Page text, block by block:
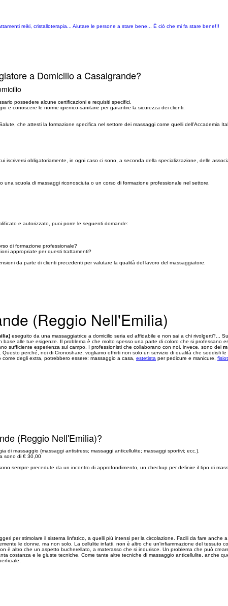
reiki, cristalloterapia... Aiutare le persone a stare bene... È ciò che mi fa stare bene!!!
a Domicilio a Casalgrande?
possedere alcune certificazioni e requisiti specifici.
e conoscere le norme igienico-sanitarie per garantire la sicurezza dei clienti.
che attesti la formazione specifica nel settore dei massaggi come quelli dell'Accademia
iscriversi obligatoriamente, in ogni caso ci sono, a seconda della specializzazione, delle
scuola di massaggi riconosciuta o un corso di formazione professionale nel settore.
e autorizzato, puoi porre le seguenti domande:
di formazione professionale?
appropriate per questi trattamenti?
da parte di clienti precedenti per valutare la qualità del lavoro del massaggiatore.
(Reggio Nell'Emilia)
eseguito da una massaggiatrice a domicilio seria ed affidabile e non sai a chi rivolgerti?...
alle tue esigenze. Il problema è che molto spesso una parte di coloro che si professano
sufficiente esperienza sul campo. I professionisti che collaborano con noi, invece, sono dei
perché, noi di Cronoshare, vogliamo offrirti non solo un servizio di qualità che soddisfi
degli extra, potrebbero essere: massaggio a casa, estetista per pedicure e manicure,
(Reggio Nell'Emilia)?
di massaggio (massaggi antistress; massaggi anticellulite; massaggi sportivi; ecc.).
sono di € 30,00
sempre precedute da un incontro di approfondimento, un checkup per definire il tipo di
per stimolare il sistema linfatico, a quelli più intensi per la circolazione. Facili da fare
le donne, ma non solo. La cellulite infatti, non è altro che un'infiammazione del tessuto
è altro che un aspetto bucherellato, a materasso che si indurisce. Un problema che può
costanza e le giuste tecniche. Come tante altre tecniche di massaggio anticellulite, anche